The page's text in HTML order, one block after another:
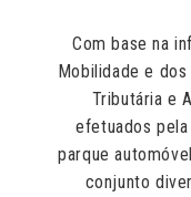
Com base na
Mobilidade e
Tributária e
efetuados pela
parque
conjunto